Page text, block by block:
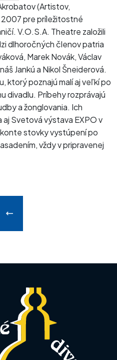
(Artistov,
2007 pre príležitostné
V.O.S.A. Theatre založili
dlhoročných členov patria
Marek Novák, Václav
Jankú a Nikol Šneiderová.
ktorý poznajú malí aj veľkí po
divadlu. Príbehy rozprávajú
a žonglovania. Ich
aj Svetová výstava EXPO v
stovky vystúpení po
vždy v pripravenej